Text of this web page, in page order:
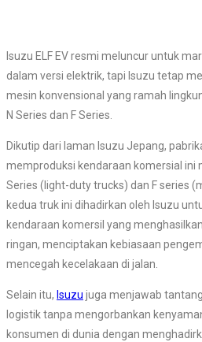
Isuzu ELF EV resmi meluncur untuk
dalam versi elektrik, tapi Isuzu tetap
mesin konvensional yang ramah
N Series dan F Series.
Dikutip dari laman Isuzu Jepang,
memproduksi kendaraan komersial ini
Series (light-duty trucks) dan F series
kedua truk ini dihadirkan oleh Isuzu
kendaraan komersil yang
ringan, menciptakan kebiasaan
mencegah kecelakaan di jalan.
Selain itu, Isuzu juga menjawab
logistik tanpa mengorbankan
konsumen di dunia dengan